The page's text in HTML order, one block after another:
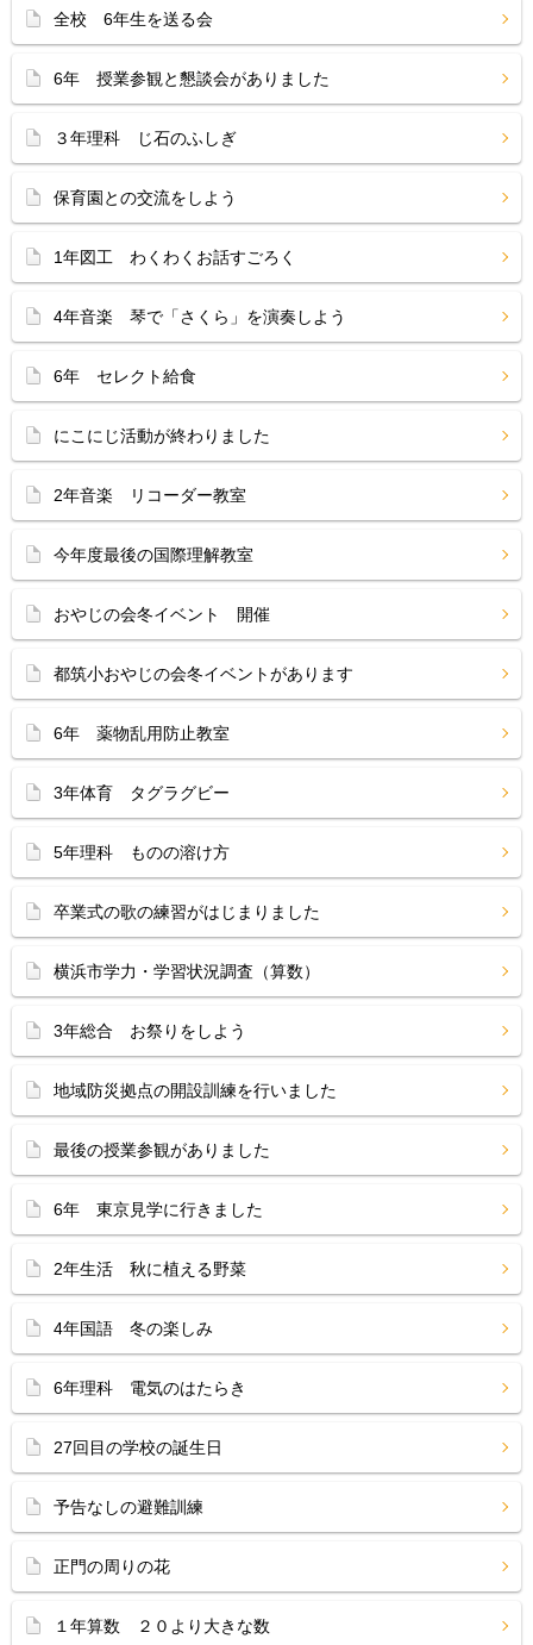
全校 6年生を送る会
6年 授業参観と懇談会がありました
３年理科 じ石のふしぎ
保育園との交流をしよう
1年図工 わくわくお話すごろく
4年音楽 琴で「さくら」を演奏しよう
6年 セレクト給食
にこにじ活動が終わりました
2年音楽 リコーダー教室
今年度最後の国際理解教室
おやじの会冬イベント 開催
都筑小おやじの会冬イベントがあります
6年 薬物乱用防止教室
3年体育 タグラグビー
5年理科 ものの溶け方
卒業式の歌の練習がはじまりました
横浜市学力・学習状況調査（算数）
3年総合 お祭りをしよう
地域防災拠点の開設訓練を行いました
最後の授業参観がありました
6年 東京見学に行きました
2年生活 秋に植える野菜
4年国語 冬の楽しみ
6年理科 電気のはたらき
27回目の学校の誕生日
予告なしの避難訓練
正門の周りの花
１年算数 ２０より大きな数